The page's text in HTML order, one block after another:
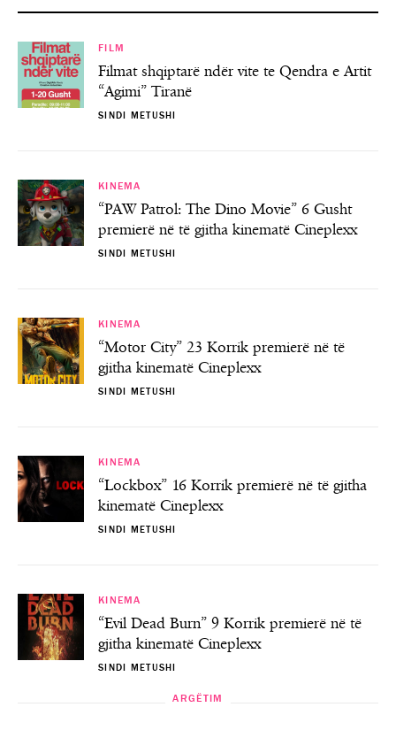
FILM
Filmat shqiptarë ndër vite te Qendra e Artit
“Agimi” Tiranë
SINDI METUSHI
KINEMA
“PAW Patrol: The Dino Movie” 6 Gusht
premierë në të gjitha kinematë Cineplexx
SINDI METUSHI
KINEMA
“Motor City” 23 Korrik premierë në të
gjitha kinematë Cineplexx
SINDI METUSHI
KINEMA
“Lockbox” 16 Korrik premierë në të gjitha
kinematë Cineplexx
SINDI METUSHI
KINEMA
“Evil Dead Burn” 9 Korrik premierë në të
gjitha kinematë Cineplexx
SINDI METUSHI
ARGËTIM
ARGËTIM
ARGËTIM
ARGËTIM